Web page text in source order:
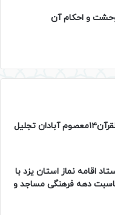
و احکام آن
از نخبگان قرآنی دارالقرآن۱۴معصوم آبادان تجلیل
اقامه نماز استان یزد با
دهه فرهنگی مساجد و